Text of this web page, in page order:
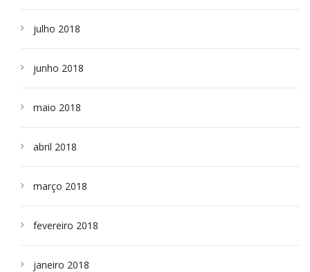
julho 2018
junho 2018
maio 2018
abril 2018
março 2018
fevereiro 2018
janeiro 2018